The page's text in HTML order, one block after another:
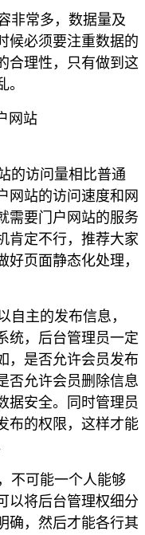
非常多，数据量及
候必须要注重数据的
合理性，只有做到这
的访问量相比普通
网站的访问速度和网
需要门户网站的服务
肯定不行，推荐大家
页面静态化处理，
主的发布信息，
统，后台管理员一定
，是否允许会员发布
否允许会员删除信息
据安全。同时管理员
布的权限，这样才能
不可能一个人能够
以将后台管理权细分
确，然后才能各行其